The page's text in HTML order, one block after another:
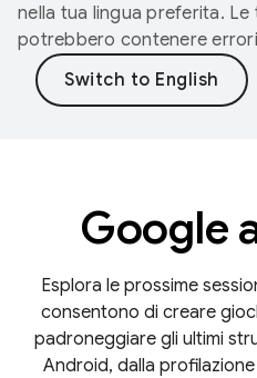
nella tua lingua preferita.
potrebbero contenere
Google
Esplora le prossime
consentono di creare
padroneggiare gli ultimi
Android, dalla